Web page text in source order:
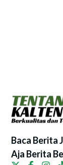
Baca Berita
Aja Berita